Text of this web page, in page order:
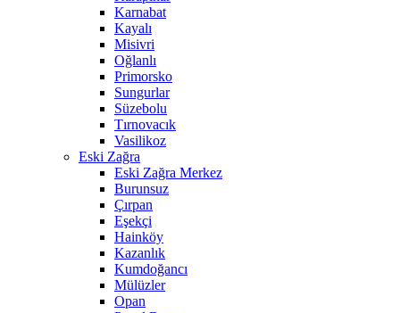
Karnabat
Kayalı
Misivri
Oğlanlı
Primorsko
Sungurlar
Süzebolu
Tırnovacık
Vasilikoz
Eski Zağra
Eski Zağra Merkez
Burunsuz
Çırpan
Eşekçi
Hainköy
Kazanlık
Kumdoğancı
Mülüzler
Opan